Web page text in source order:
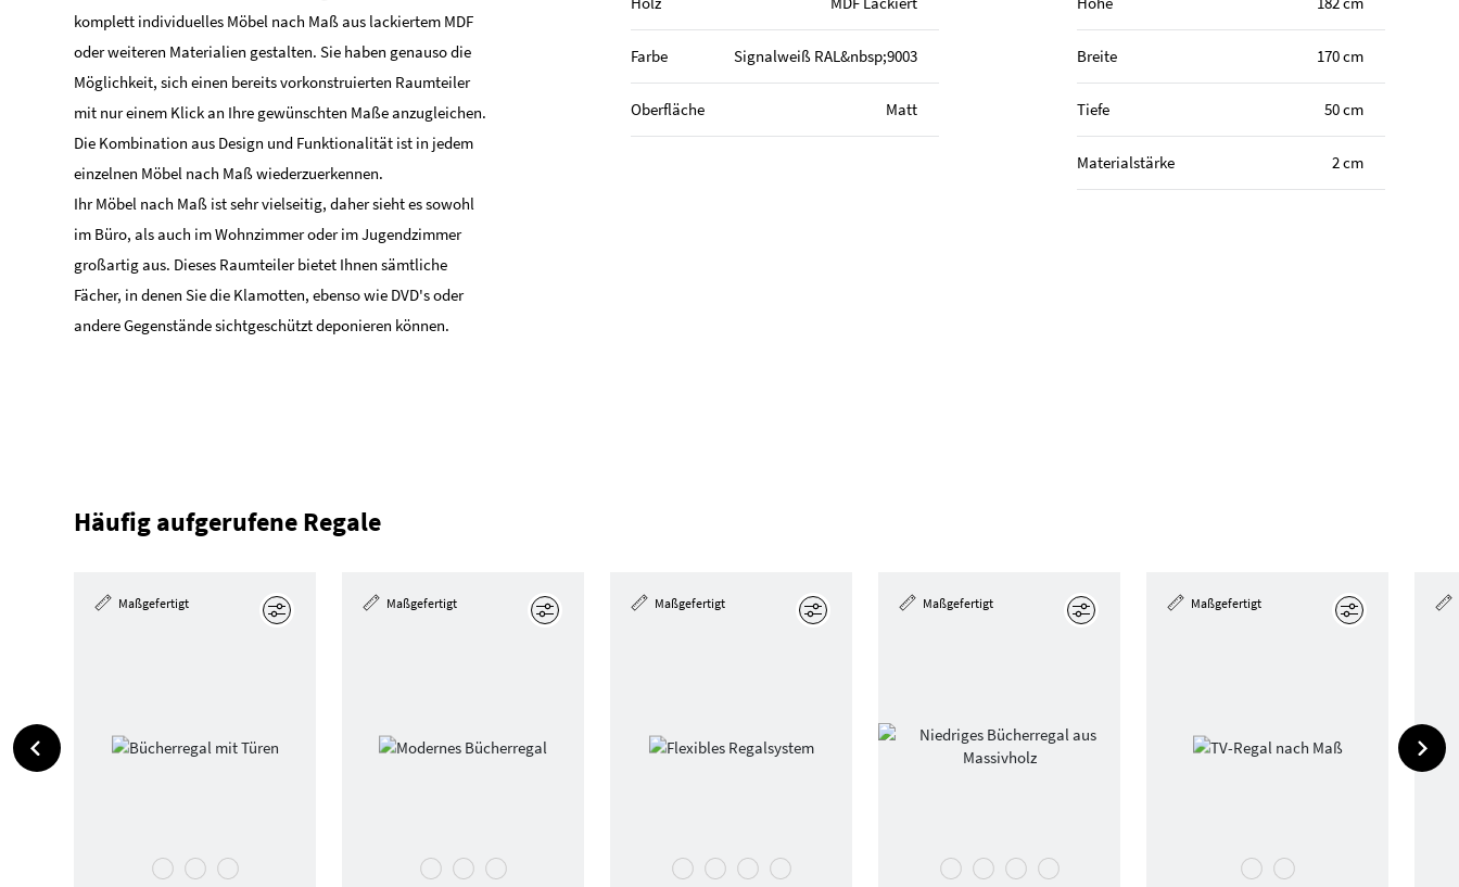
komplett individuelles Möbel nach Maß aus lackiertem MDF
oder weiteren Materialien gestalten. Sie haben genauso die
Möglichkeit, sich einen bereits vorkonstruierten Raumteiler
mit nur einem Klick an Ihre gewünschten Maße anzugleichen.
Die Kombination aus Design und Funktionalität ist in jedem
einzelnen Möbel nach Maß wiederzuerkennen.
Ihr Möbel nach Maß ist sehr vielseitig, daher sieht es sowohl
im Büro, als auch im Wohnzimmer oder im Jugendzimmer
großartig aus. Dieses Raumteiler bietet Ihnen sämtliche
Fächer, in denen Sie die Klamotten, ebenso wie DVD's oder
andere Gegenstände sichtgeschützt deponieren können.
Farbe Signal­weiß RAL&nbsp;9003
Oberfläche Matt
Breite 170 cm
Tiefe 50 cm
Materialstärke 2 cm
Häufig aufgerufene Regale
Maßgefertigt Maßgefertigt Maßgefertigt Maßgefertigt Maßgefertigt